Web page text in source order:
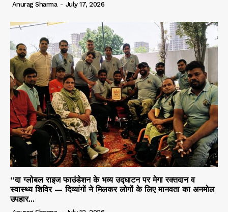
Anurag Sharma - July 17, 2026
“दा ग्लोबल राइज फाउंडेशन के भव्य उद्घाटन पर मेगा रक्तदान व
स्वास्थ्य शिविर — दिव्यांगों ने मिलकर लोगों के लिए मानवता का अनमोल
उपहार...